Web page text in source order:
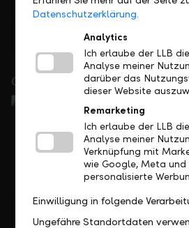
+423 236 88
Feedback
Close to you
Datenschutzerklärung.
Analytics
Ich erlaube der LLB
Analyse meiner
darüber das
dieser Website
Remarketing
Ich erlaube der LLB
Analyse meiner
Verknüpfung mit
wie Google, Meta und
personalisierte
Einwilligung in folgende
Ungefähre Standortdaten